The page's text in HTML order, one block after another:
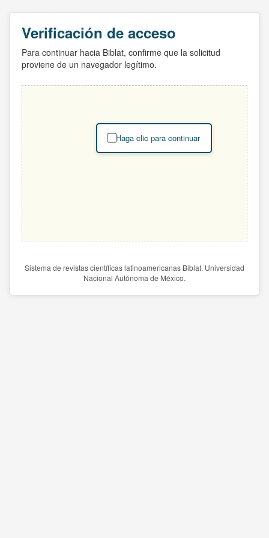
Verificación de acceso
Para continuar hacia Biblat, confirme que la solicitud
proviene de un navegador legítimo.
Haga clic para continuar
Sistema de revistas científicas latinoamericanas Biblat. Universidad
Nacional Autónoma de México.